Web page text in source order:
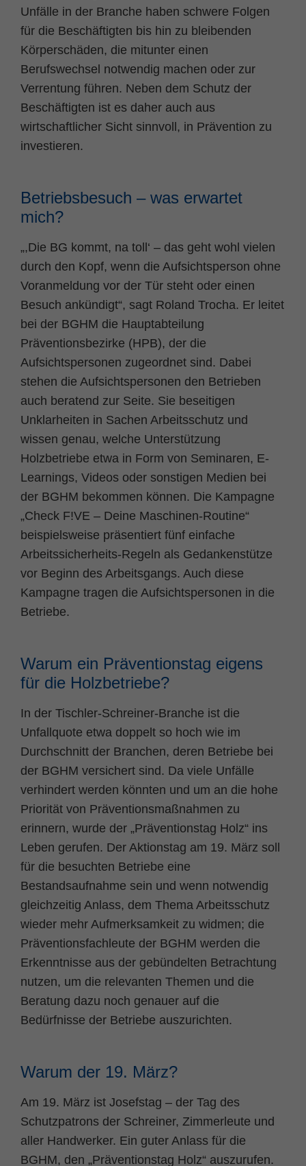
Unfälle in der Branche haben schwere Folgen
für die Beschäftigten bis hin zu bleibenden
Körperschäden, die mitunter einen
Berufswechsel notwendig machen oder zur
Verrentung führen. Neben dem Schutz der
Beschäftigten ist es daher auch aus
wirtschaftlicher Sicht sinnvoll, in Prävention zu
investieren.
Betriebsbesuch – was erwartet
mich?
„,Die BG kommt, na toll‘ – das geht wohl vielen
durch den Kopf, wenn die Aufsichtsperson ohne
Voranmeldung vor der Tür steht oder einen
Besuch ankündigt“, sagt Roland Trocha. Er leitet
bei der BGHM die Hauptabteilung
Präventionsbezirke (HPB), der die
Aufsichtspersonen zugeordnet sind. Dabei
stehen die Aufsichtspersonen den Betrieben
auch beratend zur Seite. Sie beseitigen
Unklarheiten in Sachen Arbeitsschutz und
wissen genau, welche Unterstützung
Holzbetriebe etwa in Form von Seminaren, E-
Learnings, Videos oder sonstigen Medien bei
der BGHM bekommen können. Die Kampagne
„Check F!VE – Deine Maschinen-Routine“
beispielsweise präsentiert fünf einfache
Arbeitssicherheits-Regeln als Gedankenstütze
vor Beginn des Arbeitsgangs. Auch diese
Kampagne tragen die Aufsichtspersonen in die
Betriebe.
Warum ein Präventionstag eigens
für die Holzbetriebe?
In der Tischler-Schreiner-Branche ist die
Unfallquote etwa doppelt so hoch wie im
Durchschnitt der Branchen, deren Betriebe bei
der BGHM versichert sind. Da viele Unfälle
verhindert werden könnten und um an die hohe
Priorität von Präventionsmaßnahmen zu
erinnern, wurde der „Präventionstag Holz“ ins
Leben gerufen. Der Aktionstag am 19. März soll
für die besuchten Betriebe eine
Bestandsaufnahme sein und wenn notwendig
gleichzeitig Anlass, dem Thema Arbeitsschutz
wieder mehr Aufmerksamkeit zu widmen; die
Präventionsfachleute der BGHM werden die
Erkenntnisse aus der gebündelten Betrachtung
nutzen, um die relevanten Themen und die
Beratung dazu noch genauer auf die
Bedürfnisse der Betriebe auszurichten.
Warum der 19. März?
Am 19. März ist Josefstag – der Tag des
Schutzpatrons der Schreiner, Zimmerleute und
aller Handwerker. Ein guter Anlass für die
BGHM, den „Präventionstag Holz“ auszurufen.